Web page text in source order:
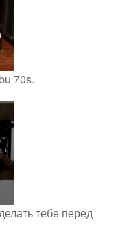
70s.
тебе перед